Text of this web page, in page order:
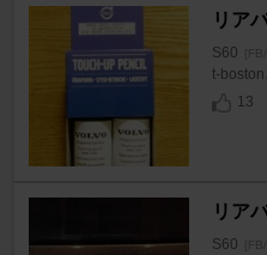
リア
S60
t-boston
13
リア
S60